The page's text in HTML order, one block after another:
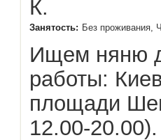
К.
Занятость: Без проживания,
Ищем няню
работы:
площади
12.00-